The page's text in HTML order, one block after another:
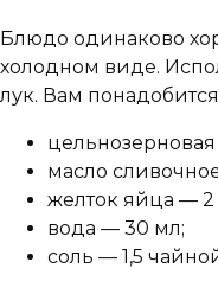
Блюдо одинаково
холодном виде.
лук. Вам
масло
желток яйца — 2
вода — 30 мл;
соль — 1,5